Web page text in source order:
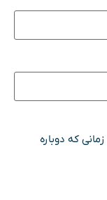
که دوباره